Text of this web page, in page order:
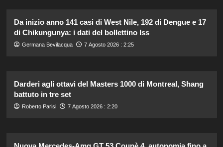
Da inizio anno 141 casi di West Nile, 192 di Dengue e 17
di Chikungunya: i dati del bollettino Iss
Germana Bevilacqua 7 Agosto 2026 : 2:25
Darderi agli ottavi del Masters 1000 di Montreal, Shang
battuto in tre set
Roberto Parisi 7 Agosto 2026 : 2:20